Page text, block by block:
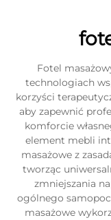
Fotel
technologiach
korzyści
aby zapewnić
komforcie
element mebli
masażowe z
tworząc
zmniejszania
ogólnego
masażowe